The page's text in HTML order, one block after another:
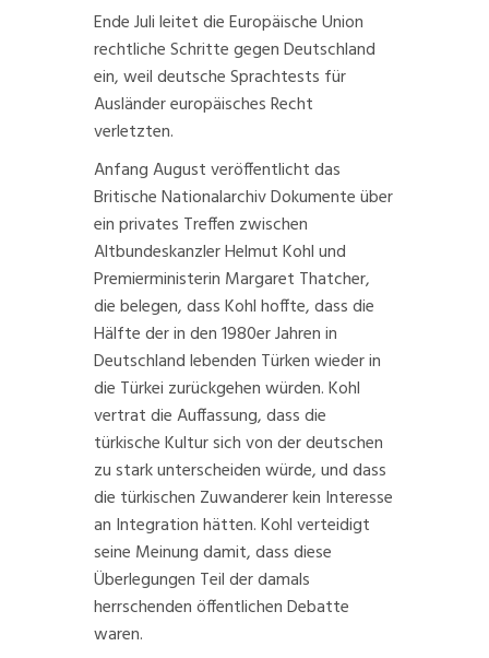
Ende Juli leitet die Europäische Union
rechtliche Schrittegegen Deutschland
ein, weil deutsche Sprachtests für
Ausländer europäisches Recht
verletzten.
Anfang August veröffentlicht das
Britische Nationalarchiv Dokumente über
ein privates Treffen zwischen
Altbundeskanzler Helmut Kohlund
Premierministerin Margaret Thatcher,
die belegen, dass Kohl hoffte, dass die
Hälfte der in den 1980er Jahren in
Deutschland lebenden Türken wieder in
die Türkei zurückgehen würden. Kohl
vertrat die Auffassung, dass die
türkische Kultur sich von der deutschen
zu stark unterscheiden würde, und dass
die türkischen Zuwanderer kein Interesse
an Integration hätten. Kohl verteidigt
seine Meinung damit, dass diese
Überlegungen Teil der damals
herrschendenöffentlichen Debatte
waren.